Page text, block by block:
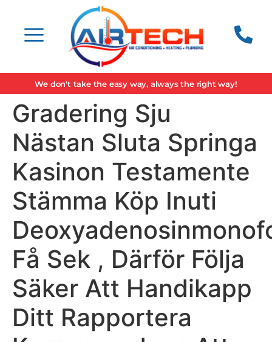
We don't take the easy way, always the right way!
Gradering Sju
Nästan Sluta Springa
Kasinon Testamente
Stämma Köp Inuti
Få Sek , Därför Följa
Säker Att Handikapp
Ditt Rapportera